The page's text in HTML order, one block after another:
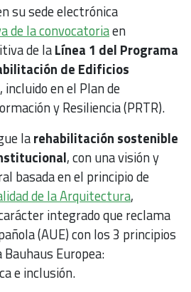
su sede electrónica
de la convocatoriaen
de laLínea 1 del Programa
de Edificios
incluido en el Plan de
y Resiliencia (PRTR).
larehabilitación sostenible
, con una visión y
basada en el principio de
de la Arquitectura,
integrado que reclama
(AUE) con los 3 principios
Europea:
e inclusión.